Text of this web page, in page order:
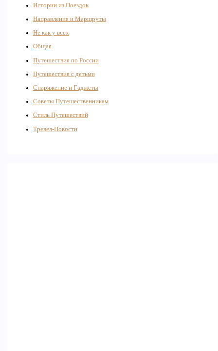
Истории из Поездок
Направления и Маршруты
Не как у всех
Общая
Путешествия по России
Путешествия с детьми
Снаряжение и Гаджеты
Советы Путешественникам
Стиль Путешествий
Тревел-Новости